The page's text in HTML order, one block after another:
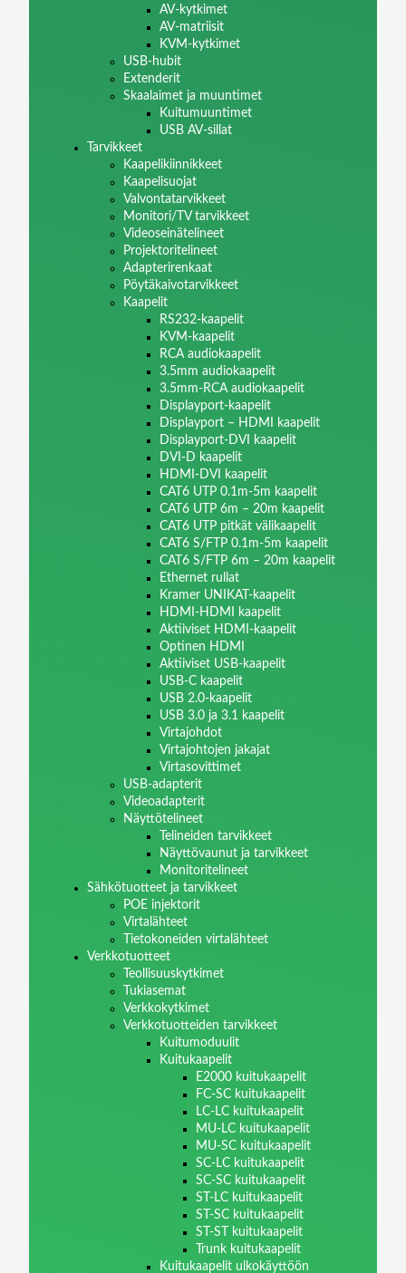
AV-kytkimet
AV-matriisit
KVM-kytkimet
USB-hubit
Extenderit
Skaalaimet ja muuntimet
Kuitumuuntimet
USB AV-sillat
Tarvikkeet
Kaapelikiinnikkeet
Kaapelisuojat
Valvontatarvikkeet
Monitori/TV tarvikkeet
Videoseinätelineet
Projektoritelineet
Adapterirenkaat
Pöytäkaivotarvikkeet
Kaapelit
RS232-kaapelit
KVM-kaapelit
RCA audiokaapelit
3.5mm audiokaapelit
3.5mm-RCA audiokaapelit
Displayport-kaapelit
Displayport – HDMI kaapelit
Displayport-DVI kaapelit
DVI-D kaapelit
HDMI-DVI kaapelit
CAT6 UTP 0.1m-5m kaapelit
CAT6 UTP 6m – 20m kaapelit
CAT6 UTP pitkät välikaapelit
CAT6 S/FTP 0.1m-5m kaapelit
CAT6 S/FTP 6m – 20m kaapelit
Ethernet rullat
Kramer UNIKAT-kaapelit
HDMI-HDMI kaapelit
Aktiiviset HDMI-kaapelit
Optinen HDMI
Aktiiviset USB-kaapelit
USB-C kaapelit
USB 2.0-kaapelit
USB 3.0 ja 3.1 kaapelit
Virtajohdot
Virtajohtojen jakajat
Virtasovittimet
USB-adapterit
Videoadapterit
Näyttötelineet
Telineiden tarvikkeet
Näyttövaunut ja tarvikkeet
Monitoritelineet
Sähkötuotteet ja tarvikkeet
POE injektorit
Virtalähteet
Tietokoneiden virtalähteet
Verkkotuotteet
Teollisuuskytkimet
Tukiasemat
Verkkokytkimet
Verkkotuotteiden tarvikkeet
Kuitumoduulit
Kuitukaapelit
E2000 kuitukaapelit
FC-SC kuitukaapelit
LC-LC kuitukaapelit
MU-LC kuitukaapelit
MU-SC kuitukaapelit
SC-LC kuitukaapelit
SC-SC kuitukaapelit
ST-LC kuitukaapelit
ST-SC kuitukaapelit
ST-ST kuitukaapelit
Trunk kuitukaapelit
Kuitukaapelit ulkokäyttöön